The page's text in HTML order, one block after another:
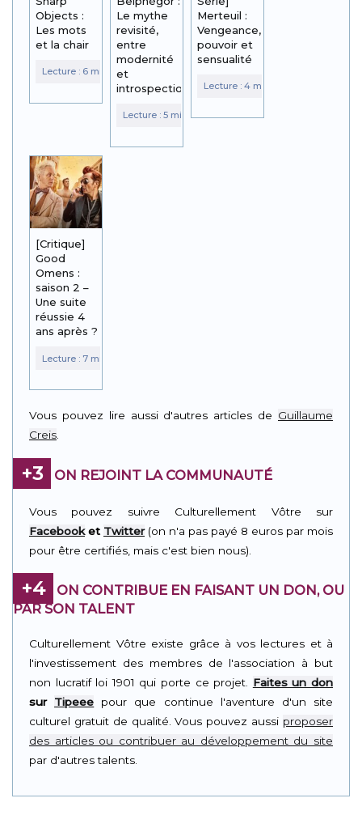
Objects :
Les mots
et la chair
Le mythe
revisité,
entre
modernité
et
introspection
Merteuil :
Vengeance,
pouvoir et
sensualité
[Critique]
Good
Omens :
saison 2 –
Une suite
réussie 4
ans après ?
Vous pouvez lire aussi d'autres articles de Guillaume
Creis
+3 ON REJOINT LA COMMUNAUTÉ
Vous pouvez suivre Culturellement Vôtre sur
Facebooket Twitter(on n'a pas payé 8 euros par mois
pour être certifiés, mais c'est bien nous).
+4
ON CONTRIBUE EN FAISANT UN DON, OU
PAR SON TALENT
Culturellement Vôtre existe grâce à vos lectures et à
l'investissement des membres de l'association à but
non lucratif loi 1901 qui porte ce projet. Faites un don
sur Tipeee pour que continue l'aventure d'un site
culturel gratuit de qualité. Vous pouvez aussi proposer
des articles ou contribuer au développement du site
par d'autres talents.